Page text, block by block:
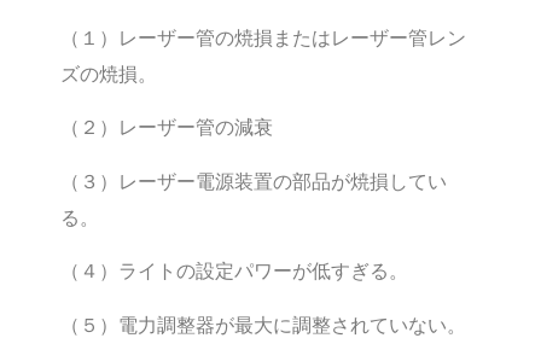
（１）レーザー管の焼損またはレーザー管レン
ズの焼損。
（２）レーザー管の減衰
（３）レーザー電源装置の部品が焼損してい
る。
（４）ライトの設定パワーが低すぎる。
（５）電力調整器が最大に調整されていない。